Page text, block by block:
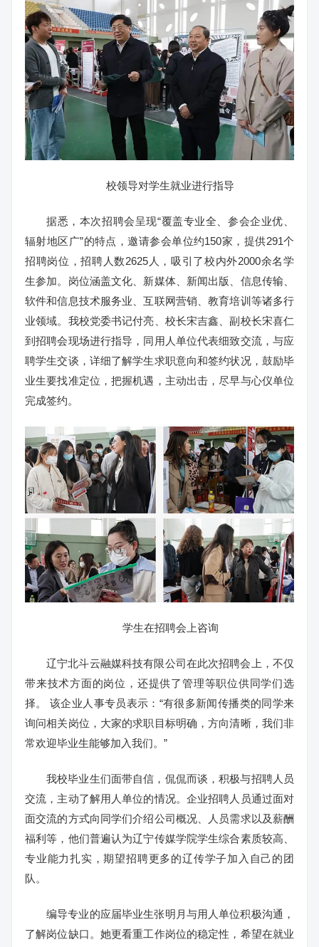
校领导对学生就业进行指导
据悉，本次招聘会呈现“覆盖专业全、参会企业优、
辐射地区广”的特点，邀请参会单位约150家，提供291个
招聘岗位，招聘人数2625人，吸引了校内外2000余名学
生参加。岗位涵盖文化、新媒体、新闻出版、信息传输、
软件和信息技术服务业、互联网营销、教育培训等诸多行
业领域。我校党委书记付亮、校长宋吉鑫、副校长宋喜仁
到招聘会现场进行指导，同用人单位代表细致交流，与应
聘学生交谈，详细了解学生求职意向和签约状况，鼓励毕
业生要找准定位，把握机遇，主动出击，尽早与心仪单位
完成签约。
学生在招聘会上咨询
辽宁北斗云融媒科技有限公司在此次招聘会上，不仅
带来技术方面的岗位，还提供了管理等职位供同学们选
择。 该企业人事专员表示：“有很多新闻传播类的同学来
询问相关岗位，大家的求职目标明确，方向清晰，我们非
常欢迎毕业生能够加入我们。”
我校毕业生们面带自信，侃侃而谈，积极与招聘人员
交流，主动了解用人单位的情况。企业招聘人员通过面对
面交流的方式向同学们介绍公司概况、人员需求以及薪酬
福利等，他们普遍认为辽宁传媒学院学生综合素质较高、
专业能力扎实，期望招聘更多的辽传学子加入自己的团
队。
编导专业的应届毕业生张明月与用人单位积极沟通，
了解岗位缺口。她更看重工作岗位的稳定性，希望在就业